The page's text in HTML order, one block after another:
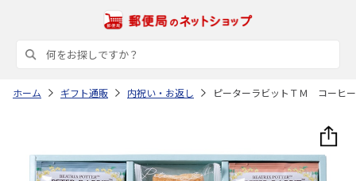
ホーム ギフト通販 内祝い・お返し ピーターラビットＴＭ コーヒ